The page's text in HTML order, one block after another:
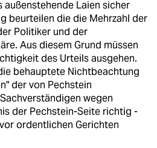
außenstehende Laien sicher
beurteilen die die Mehrzahl der
Politiker und der
Aus diesem Grund müssen
des Urteils ausgehen.
behauptete Nichtbeachtung
der von Pechstein
wegen
der Pechstein-Seite richtig -
ordentlichen Gerichten